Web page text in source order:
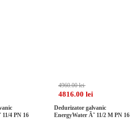
4 PN 16
4960.00 lei
4816.00 lei
Dedurizator galvanic
EnergyWater Ã˜ 11/2 M PN 16